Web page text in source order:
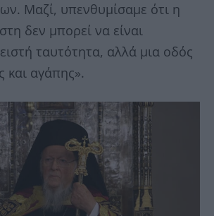
Μαζί, υπενθυμίσαμε ότι η
δεν μπορεί να είναι
ταυτότητα, αλλά μια οδός
και αγάπης».